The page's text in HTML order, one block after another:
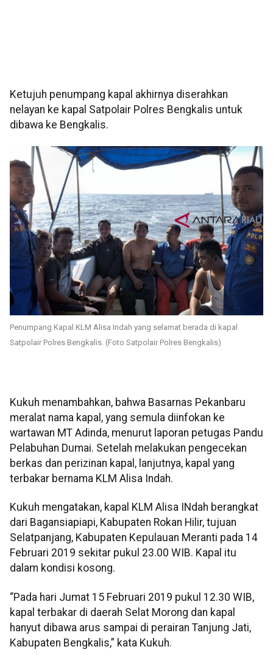
Ketujuh penumpang kapal akhirnya diserahkan
nelayan ke kapal Satpolair Polres Bengkalis untuk
dibawa ke Bengkalis.
Penumpang Kapal KLM Alisa Indah yang selamat berada di kapal
Satpolair Polres Bengkalis. (Foto Satpolair Polres Bengkalis)
Kukuh menambahkan, bahwa Basarnas Pekanbaru
meralat nama kapal, yang semula diinfokan ke
wartawan MT Adinda, menurut laporan petugas Pandu
Pelabuhan Dumai. Setelah melakukan pengecekan
berkas dan perizinan kapal, lanjutnya, kapal yang
terbakar bernama KLM Alisa Indah.
Kukuh mengatakan, kapal KLM Alisa INdah berangkat
dari Bagansiapiapi, Kabupaten Rokan Hilir, tujuan
Selatpanjang, Kabupaten Kepulauan Meranti pada 14
Februari 2019 sekitar pukul 23.00 WIB. Kapal itu
dalam kondisi kosong.
“Pada hari Jumat 15 Februari 2019 pukul 12.30 WIB,
kapal terbakar di daerah Selat Morong dan kapal
hanyut dibawa arus sampai di perairan Tanjung Jati,
Kabupaten Bengkalis,” kata Kukuh.